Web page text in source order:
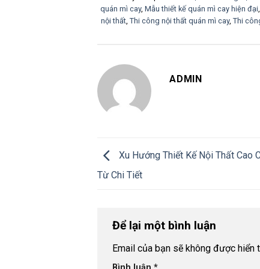
quán mì cay, Mẫu thiết kế quán mì cay hiện đại,
nội thất, Thi công nội thất quán mì cay, Thi
ADMIN
Xu Hướng Thiết Kế Nội Thất Cao
Từ Chi Tiết
Để lại một bình luận
Email của bạn sẽ không được hiển